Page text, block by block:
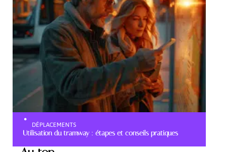
DÉPLACEMENTS
Utilisation du tramway : étapes et conseils pratiques